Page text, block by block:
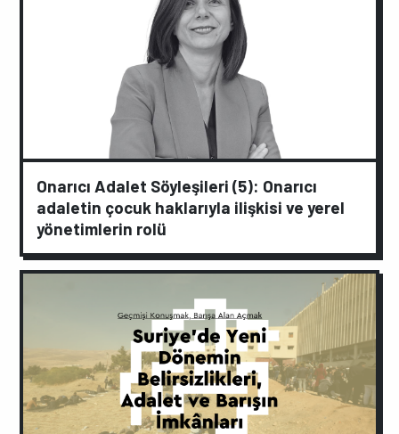
Onarıcı Adalet Söyleşileri (5): Onarıcı
adaletin çocuk haklarıyla ilişkisi ve yerel
yönetimlerin rolü